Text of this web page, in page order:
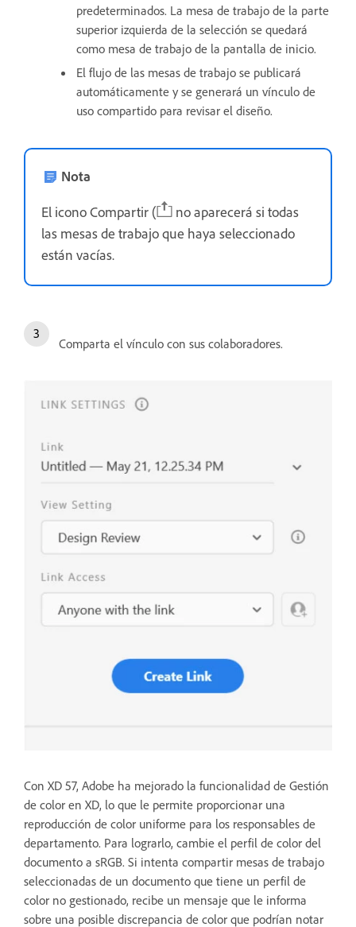
predeterminados. La mesa de trabajo de la parte
superior izquierda de la selección se quedará
como mesa de trabajo de la pantalla de inicio.
El flujo de las mesas de trabajo se publicará
automáticamente y se generará un vínculo de
uso compartido para revisar el diseño.
Nota
El icono Compartir (
no aparecerá si todas
las mesas de trabajo que haya seleccionado
están vacías.
Comparta el vínculo con sus colaboradores.
Con XD 57, Adobe ha mejorado la funcionalidad de Gestión
de color en XD, lo que le permite proporcionar una
reproducción de color uniforme para los responsables de
departamento. Para lograrlo, cambie el perfil de color del
documento a sRGB. Si intenta compartir mesas de trabajo
seleccionadas de un documento que tiene un perfil de
color no gestionado, recibe un mensaje que le informa
sobre una posible discrepancia de color que podrían notar